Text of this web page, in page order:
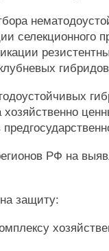
селекционного
РФ на
защиту: